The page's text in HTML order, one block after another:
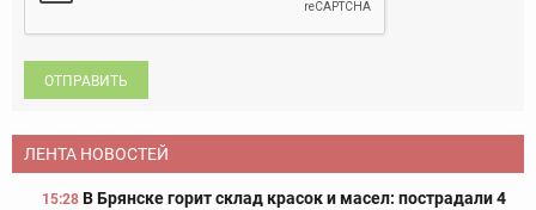
ОТПРАВИТЬ
ЛЕНТА НОВОСТЕЙ
15:28 В Брянске горит склад красок и масел: пострадали 4